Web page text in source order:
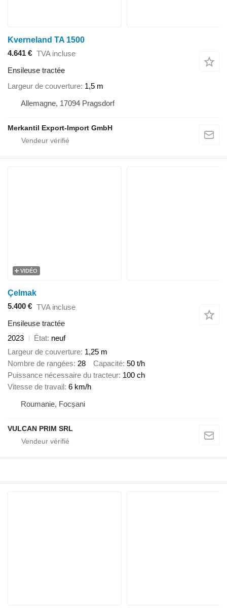
Kverneland TA 1500
4.641 € TVA incluse
Ensileuse tractée
Largeur de couverture 1,5 m
Allemagne, 17094 Pragsdorf
Merkantil Export-Import GmbH
VIDÉO
Çelmak
5.400 € TVA incluse
Ensileuse tractée
2023
État neuf
Largeur de couverture 1,25 m
Nombre de rangées 28 Capacité 50 t/h
Puissance nécessaire du tracteur 100 ch
Vitesse de travail 6 km/h
Roumanie, Focșani
VULCAN PRIM SRL